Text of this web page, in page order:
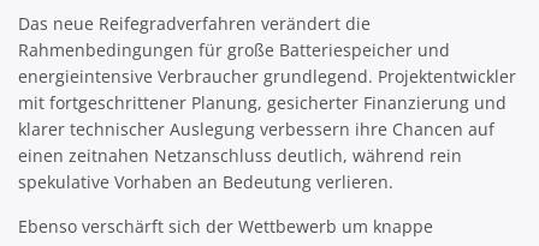
Das neue Reifegradverfahren verändert die
Rahmenbedingungen für große Batteriespeicher und
energieintensive Verbraucher grundlegend. Projektentwickler
mit fortgeschrittener Planung, gesicherter Finanzierung und
klarer technischer Auslegung verbessern ihre Chancen auf
einen zeitnahen Netzanschluss deutlich, während rein
spekulative Vorhaben an Bedeutung verlieren.
Ebenso verschärft sich der Wettbewerb um knappe